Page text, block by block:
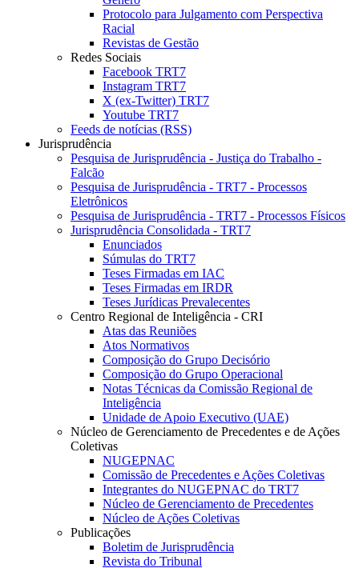
Protocolo para Julgamento com Perspectiva
Racial
Revistas de Gestão
Redes Sociais
Facebook TRT7
Instagram TRT7
X (ex-Twitter) TRT7
Youtube TRT7
Feeds de notícias (RSS)
Jurisprudência
Pesquisa de Jurisprudência - Justiça do Trabalho -
Falcão
Pesquisa de Jurisprudência - TRT7 - Processos
Eletrônicos
Pesquisa de Jurisprudência - TRT7 - Processos Físicos
Jurisprudência Consolidada - TRT7
Enunciados
Súmulas do TRT7
Teses Firmadas em IAC
Teses Firmadas em IRDR
Teses Jurídicas Prevalecentes
Centro Regional de Inteligência - CRI
Atas das Reuniões
Atos Normativos
Composição do Grupo Decisório
Composição do Grupo Operacional
Notas Técnicas da Comissão Regional de
Inteligência
Unidade de Apoio Executivo (UAE)
Núcleo de Gerenciamento de Precedentes e de Ações
Coletivas
NUGEPNAC
Comissão de Precedentes e Ações Coletivas
Integrantes do NUGEPNAC do TRT7
Núcleo de Gerenciamento de Precedentes
Núcleo de Ações Coletivas
Publicações
Boletim de Jurisprudência
Revista do Tribunal